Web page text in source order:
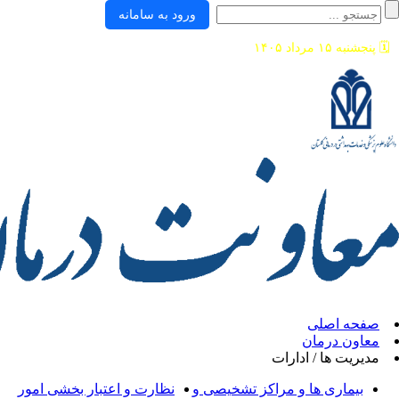
/ ادارات
ها و مراکز تشخیصی و
نظارت و اعتبار بخشی امور